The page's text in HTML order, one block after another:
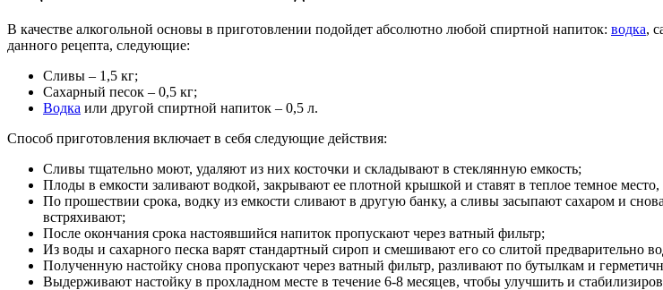
В качестве алкогольной основы в приготовлении подойдет абсолютно любой спиртной напиток: водка,
данного рецепта, следующие:
Сливы – 1,5 кг;
Сахарный песок – 0,5 кг;
Водка или другой спиртной напиток – 0,5 л.
Способ приготовления включает в себя следующие действия:
Сливы тщательно моют, удаляют из них косточки и складывают в стеклянную емкость;
Плоды в емкости заливают водкой, закрывают ее плотной крышкой и ставят в теплое темное
По прошествии срока, водку из емкости сливают в другую банку, а сливы засыпают сахаром и
встряхивают;
После окончания срока настоявшийся напиток пропускают через ватный фильтр;
Из воды и сахарного песка варят стандартный сироп и смешивают его со слитой предварительно
Полученную настойку снова пропускают через ватный фильтр, разливают по бутылкам и
Выдерживают настойку в прохладном месте в течение 6-8 месяцев, чтобы улучшить и